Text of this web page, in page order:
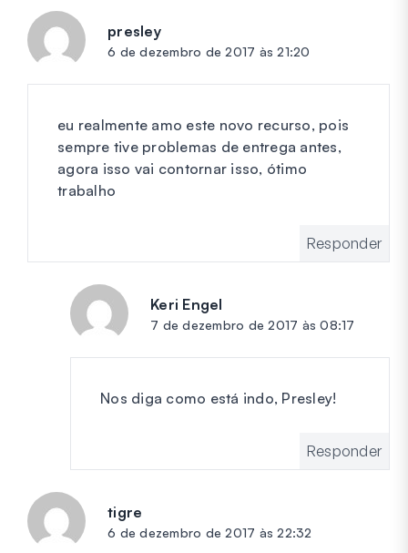
presleydiz:
6 de dezembro de 2017 às 21:20
eu realmente amo este novo recurso, pois
sempre tive problemas de entrega antes,
agora isso vai contornar isso, ótimo
trabalho
Responder
Keri Engel
7 de dezembro de 2017 às 08:17
Nos diga como está indo, Presley!
Responder
tigre
6 de dezembro de 2017 às 22:32